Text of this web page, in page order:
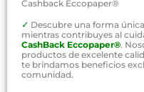
Cashback Eccopaper®
✓ Descubre una forma
mientras contribuyes al
CashBack Eccopaper®.
productos de excelente
te brindamos beneficios
comunidad.